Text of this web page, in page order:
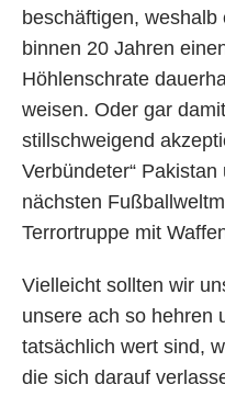
beschäftigen,
binnen 20 Jahren
Höhlenschrate
weisen. Oder gar
stillschweigend
Verbündeter“
nächsten
Terrortruppe mit
Vielleicht sollten wir
unsere ach so hehren
tatsächlich wert sind,
die sich darauf